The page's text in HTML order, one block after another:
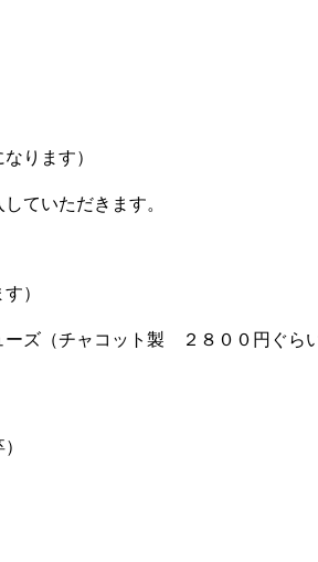
ります）
ていただきます。
）
ズ（チャコット製 ２８００円ぐら